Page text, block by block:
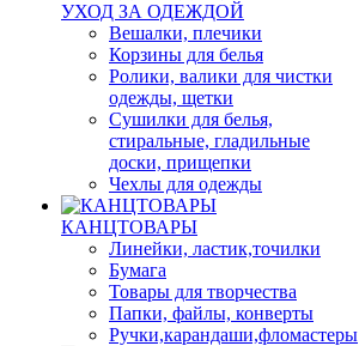
УХОД ЗА ОДЕЖДОЙ
Вешалки, плечики
Корзины для белья
Ролики, валики для чистки
одежды, щетки
Сушилки для белья,
стиральные, гладильные
доски, прищепки
Чехлы для одежды
КАНЦТОВАРЫ
Линейки, ластик,точилки
Бумага
Товары для творчества
Папки, файлы, конверты
Ручки,карандаши,фломастеры